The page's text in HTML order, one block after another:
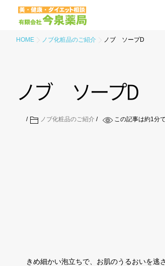
HOME ノブ化粧品のご紹介 ノブ ソープD
ノ ブ ソープD
ノブ化粧品のご紹介 この記事は約1分
きめ細かい泡立ちで、お肌のうるおいを逃